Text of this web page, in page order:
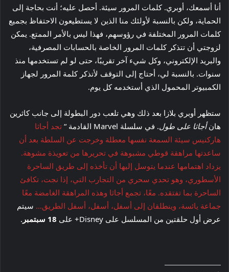
أنا أسمعك، أوبري. كلمات المرور سيئة. أحصل عليه؛ أنت بحاجة إلى
الحماية، ولكن بالنسبة لأولئك منا الذين لا يستطيعون الاحتفاظ بجميع
كلمات المرور المختلفة في رؤوسهم، فهذا ليس بالأمر الممتع. يمكن
لزوجتي أن تتذكر كلمات المرور الخاصة بالحسابات المصرفية،
والبريد الإلكتروني، وكل شيء آخر تقريبًا، حتى لو لم تستخدمها منذ
سنوات. بالنسبة لي، أحتاج إلى التوقف لأتذكر كلمة المرور لجهاز
الكمبيوتر المحمول الذي أستخدمه كل يوم.
ستظهر أوبري بلازا بعد ذلك وهي تلعب دور البطولة إلى جانب كاثرين
هانأجاثا على طول. في سلسلة Marvel القادمة “
تجد أجاثا
هاركنيس سيئة السمعة نفسها معطلة وخرجت عن السلطة بعد أن
ساعدتها مراهقة قوطي مشبوهة في تحريرها من تعويذة مشوهة.
يزداد اهتمامها عندما يتوسل إليها أن تأخذه إلى طريق الساحرة
الأسطوري، وهو تحدي سحري من التجارب التي، إذا نجت، تكافئ
الساحرة بما تفتقده. معًا، تجمع أجاثا وهذه المراهقة الغامضة معًا
جماعة يائسة، وينطلقان إلى أسفل، أسفل، أسفل الطريق… سيتم
عرض أول حلقتين من المسلسل على Disney+ على
18 سبتمبر .